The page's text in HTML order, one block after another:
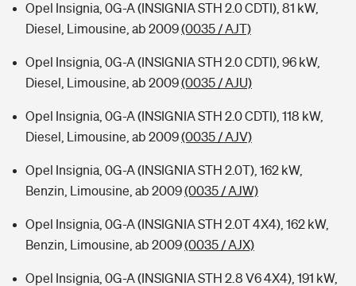
Opel Insignia, 0G-A (INSIGNIA STH 2.0 CDTI), 81 kW,
Diesel, Limousine, ab 2009(0035 / AJT)
Opel Insignia, 0G-A (INSIGNIA STH 2.0 CDTI), 96 kW,
Diesel, Limousine, ab 2009(0035 / AJU)
Opel Insignia, 0G-A (INSIGNIA STH 2.0 CDTI), 118 kW,
Diesel, Limousine, ab 2009(0035 / AJV)
Opel Insignia, 0G-A (INSIGNIA STH 2.0T), 162 kW,
Benzin, Limousine, ab 2009(0035 / AJW)
Opel Insignia, 0G-A (INSIGNIA STH 2.0T 4X4), 162 kW,
Benzin, Limousine, ab 2009(0035 / AJX)
Opel Insignia, 0G-A (INSIGNIA STH 2.8 V6 4X4), 191 kW,